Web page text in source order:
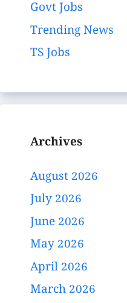
Govt Jobs
Trending News
TS Jobs
Archives
August 2026
July 2026
June 2026
May 2026
April 2026
March 2026